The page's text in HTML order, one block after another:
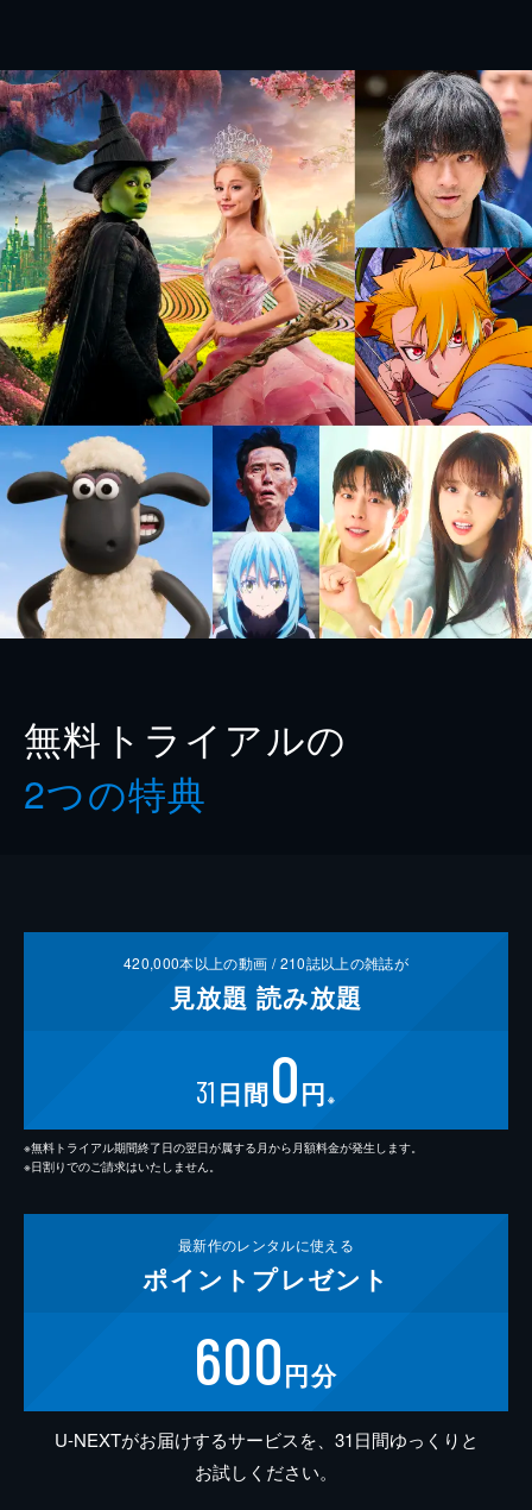
無料トライアルの
2つの特典
420,000本以上の動画 /210誌以上の雑誌が
見放題 読み放題
31 日間0円 ※
※無料トライアル期間終了日の翌日が属する月から月額料金が発生します。
※日割りでのご請求はいたしません。
最新作のレンタルに使える
ポイント プレゼント
600円分
U-NEXTがお届けするサービスを、31日間ゆっくりと
お試しください。